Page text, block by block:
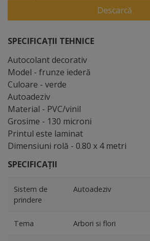
Descarcă
SPECIFICAȚII TEHNICE
Autocolant decorativ
Model - frunze iederă
Culoare - verde
Autoadeziv
Material - PVC/vinil
Grosime - 130 microni
Printul este laminat
Dimensiuni rolă - 0.80 x 4 metri
SPECIFICAȚII
Sistem de
prindere
Autoadeziv
Tema Arbori si flori